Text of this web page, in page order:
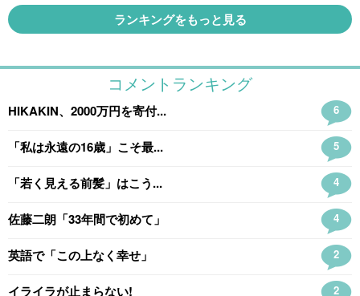
ランキングをもっと見る